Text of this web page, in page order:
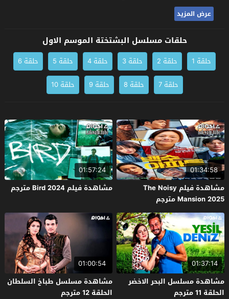
عرض المزيد
حلقات مسلسل البشتختة الموسم الاول
حلقة 1 حلقة 2 حلقة 3 حلقة 4 حلقة 5
حلقة 6
حلقة 7
حلقة 8 حلقة 9 حلقة 10
01:34:58
مشاهدة فيلم The Noisy
Mansion 2025 مترجم
01:57:24
مشاهدة فيلم Bird 2024 مترجم
01:37:14
مشاهدة مسلسل البحر الاخضر
الحلقة 11 مترجم
01:00:54
مشاهدة مسلسل طباخ السلطان
الحلقة 12 مترجم